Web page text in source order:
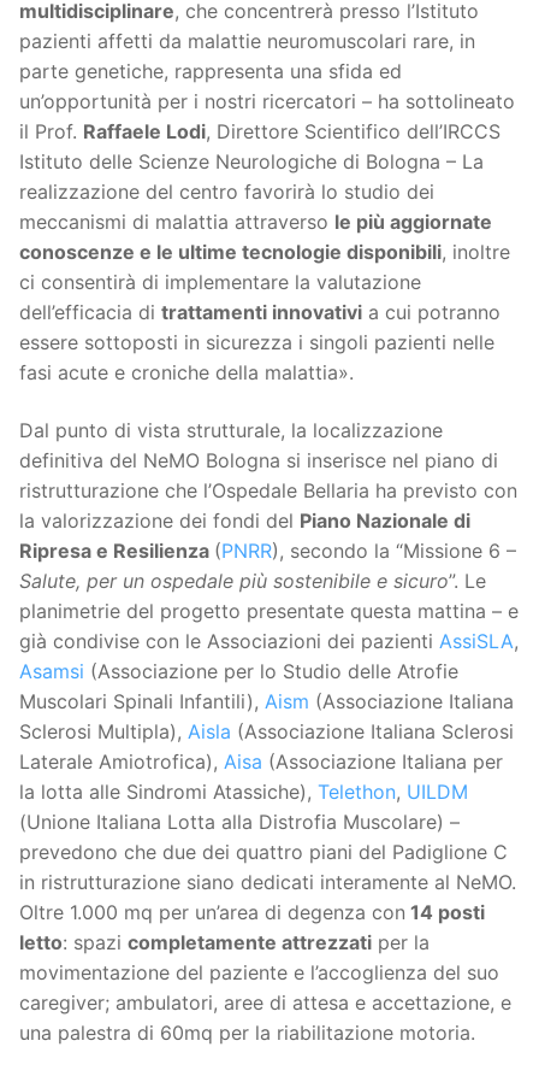
multidisciplinare, che concentrerà presso l’Istituto
pazienti affetti da malattie neuromuscolari rare, in
parte genetiche, rappresenta una sfida ed
un’opportunità per i nostri ricercatori – ha sottolineato
il Prof. Raffaele Lodi, Direttore Scientifico dell’IRCCS
Istituto delle Scienze Neurologiche di Bologna – La
realizzazione del centro favorirà lo studio dei
meccanismi di malattia attraverso le più aggiornate
conoscenze e le ultime tecnologie disponibili, inoltre
ci consentirà di implementare la valutazione
dell’efficacia di trattamenti innovativi a cui potranno
essere sottoposti in sicurezza i singoli pazienti nelle
fasi acute e croniche della malattia».
Dal punto di vista strutturale, la localizzazione
definitiva del NeMO Bologna si inserisce nel piano di
ristrutturazione che l’Ospedale Bellaria ha previsto con
la valorizzazione dei fondi del Piano Nazionale di
Ripresa e Resilienza (PNRR), secondo la “Missione 6 –
Salute, per un ospedale più sostenibile e sicuro”. Le
planimetrie del progetto presentate questa mattina – e
già condivise con le Associazioni dei pazienti AssiSLA,
Asamsi (Associazione per lo Studio delle Atrofie
Muscolari Spinali Infantili), Aism (Associazione Italiana
Sclerosi Multipla), Aisla (Associazione Italiana Sclerosi
Laterale Amiotrofica), Aisa (Associazione Italiana per
la lotta alle Sindromi Atassiche), Telethon, UILDM
(Unione Italiana Lotta alla Distrofia Muscolare) –
prevedono che due dei quattro piani del Padiglione C
in ristrutturazione siano dedicati interamente al NeMO.
Oltre 1.000 mq per un’area di degenza con 14 posti
letto: spazi completamente attrezzati per la
movimentazione del paziente e l’accoglienza del suo
caregiver; ambulatori, aree di attesa e accettazione, e
una palestra di 60mq per la riabilitazione motoria.